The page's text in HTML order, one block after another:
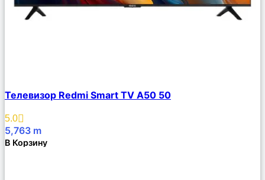
Описание
Избранное
Телевизор Redmi Smart TV A50 50
5.0
5,763 m
В Корзину